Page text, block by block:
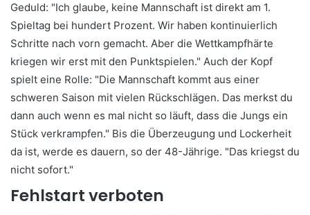
Geduld: "Ich glaube, keine Mannschaft ist direkt am 1.
Spieltag bei hundert Prozent. Wir haben kontinuierlich
Schritte nach vorn gemacht. Aber die Wettkampfhärte
kriegen wir erst mit den Punktspielen." Auch der Kopf
spielt eine Rolle: "Die Mannschaft kommt aus einer
schweren Saison mit vielen Rückschlägen. Das merkst du
dann auch wenn es mal nicht so läuft, dass die Jungs ein
Stück verkrampfen." Bis die Überzeugung und Lockerheit
da ist, werde es dauern, so der 48-Jährige. "Das kriegst du
nicht sofort."
Fehlstart verboten